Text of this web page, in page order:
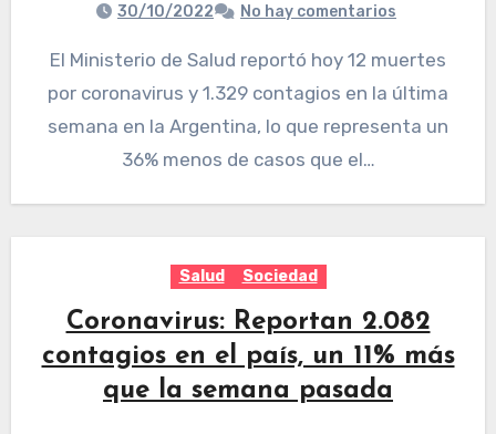
30/10/2022 No hay comentarios
El Ministerio de Salud reportó hoy 12 muertes
por coronavirus y 1.329 contagios en la última
semana en la Argentina, lo que representa un
36% menos de casos que el…
Salud Sociedad
Coronavirus: Reportan 2.082
contagios en el país, un 11% más
que la semana pasada